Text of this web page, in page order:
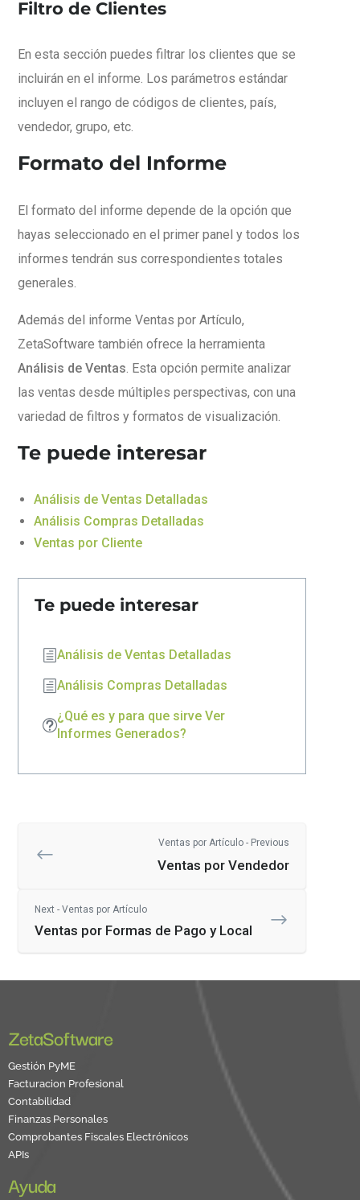
Filtro de Clientes
En esta sección puedes filtrar los clientes que se
incluirán en el informe. Los parámetros estándar
incluyen el rango de códigos de clientes, país,
vendedor, grupo, etc.
Formato del Informe
El formato del informe depende de la opción que
hayas seleccionado en el primer panel y todos los
informes tendrán sus correspondientes totales
generales.
Además del informe Ventas por Artículo,
ZetaSoftware también ofrece la herramienta
Análisis de Ventas. Esta opción permite analizar
las ventas desde múltiples perspectivas, con una
variedad de filtros y formatos de visualización.
Te puede interesar
Análisis de Ventas Detalladas
Análisis Compras Detalladas
Ventas por Cliente
Te puede interesar
Análisis de Ventas Detalladas
Análisis Compras Detalladas
¿Qué es y para que sirve Ver
Informes Generados?
Ventas por Artículo - Previous
Ventas por Vendedor
Next - Ventas por Artículo
Ventas por Formas de Pago y Local
ZetaSoftware
Gestión PyME
Facturacion Profesional
Contabilidad
Finanzas Personales
Comprobantes Fiscales Electrónicos
APIs
Ayuda